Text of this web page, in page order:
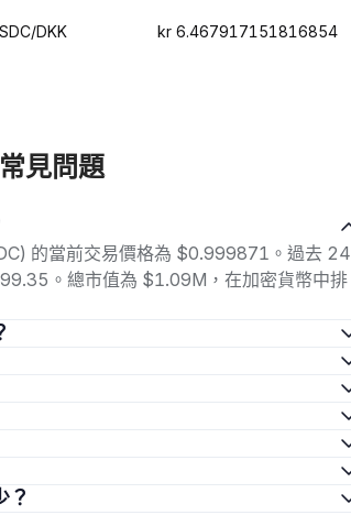
DKK kr 6.467917151816854
見問題
的當前交易價格為 $0.999871。過去 24
。總市值為 $1.09M，在加密貨幣中排
？